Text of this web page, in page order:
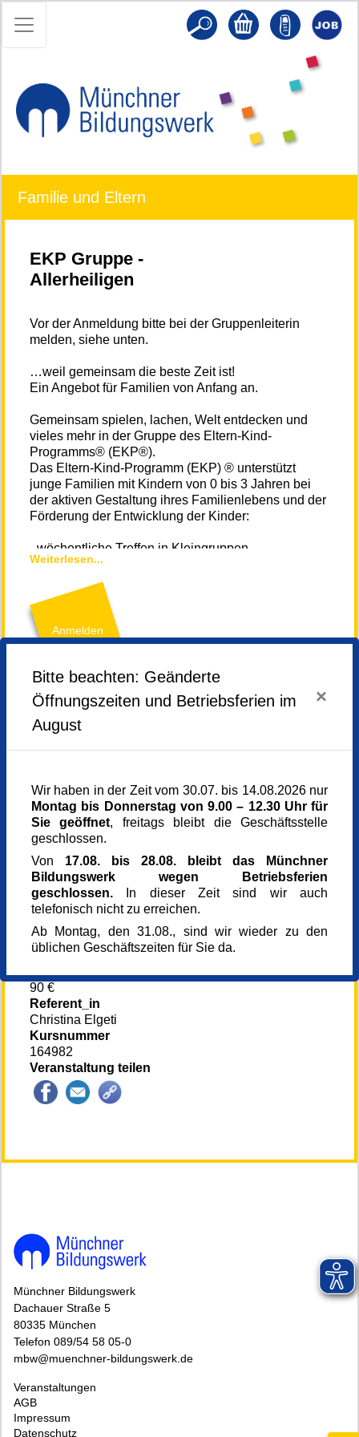
Familie und Eltern
EKP Gruppe -
Allerheiligen
Vor der Anmeldung bitte bei der Gruppenleiterin
melden, siehe unten.
…weil gemeinsam die beste Zeit ist!
Ein Angebot für Familien von Anfang an.
Gemeinsam spielen, lachen, Welt entdecken und
vieles mehr in der Gruppe des Eltern-Kind-
Programms® (EKP®).
Das Eltern-Kind-Programm (EKP) ® unterstützt
junge Familien mit Kindern von 0 bis 3 Jahren bei
der aktiven Gestaltung ihres Familienlebens und der
Förderung der Entwicklung der Kinder:
- wöchentliche Treffen in Kleingruppen
- vielseitig und altersgerecht
- für alle offen
- Elterntreffen, Familienaktionen, Vater-Kind-
Programm
- geleitet von einer qualifizierten Gruppenleiterin.
Zum EKP Film
Der Termin für das Zusatztreffen wird von der
Gruppenleiterin im Kurs benannt.
Weitere Infos unter:
https://www.erzbistum-
muenchen.de/pfarrei/StAlbertAllerheiligen
Weiterlesen...
Anmelden
Freitag,19.09.2025,09.30 - 11.00 Uhr
26.09.2025,
Freitag,10.10.2025,
Freitag,14.11.2025,09.30 - 11.00 Uhr
Freitag,05.12.2025,09.30 - 11.00 Uhr
Freitag,12.12.2025,09.30 - 11.00 Uhr
Freitag,19.12.2025,09.30 - 11.00 Uhr
Veranstaltungsreihe
Eltern-Kind-Programm
Veranstaltungsort
Pfarrheim Allerheiligen - Pfarrsaal
Garchinger Straße
80805 München
Dekanat Nymphenburg - ALT
90 €
Referent_in
Christina Elgeti
Kursnummer
164982
Veranstaltung teilen
Münchner Bildungswerk
Dachauer Straße 5
80335 München
Telefon 089/54 58 05-0
mbw@muenchner-bildungswerk.de
Veranstaltungen
AGB
Impressum
Datenschutz
Bitte beachten: Geänderte
Öffnungszeiten und Betriebsferien im
August
×
Wir haben in der Zeit vom 30.07. bis 14.08.2026 nur
Montag bis Donnerstag von 9.00 – 12.30 Uhr für
Sie geöffnet, freitags bleibt die Geschäftsstelle
geschlossen.
Von 17.08. bis 28.08. bleibt das Münchner
Bildungswerk wegen Betriebsferien
geschlossen. In dieser Zeit sind wir auch
telefonisch nicht zu erreichen.
Ab Montag, den 31.08., sind wir wieder zu den
üblichen Geschäftszeiten für Sie da.